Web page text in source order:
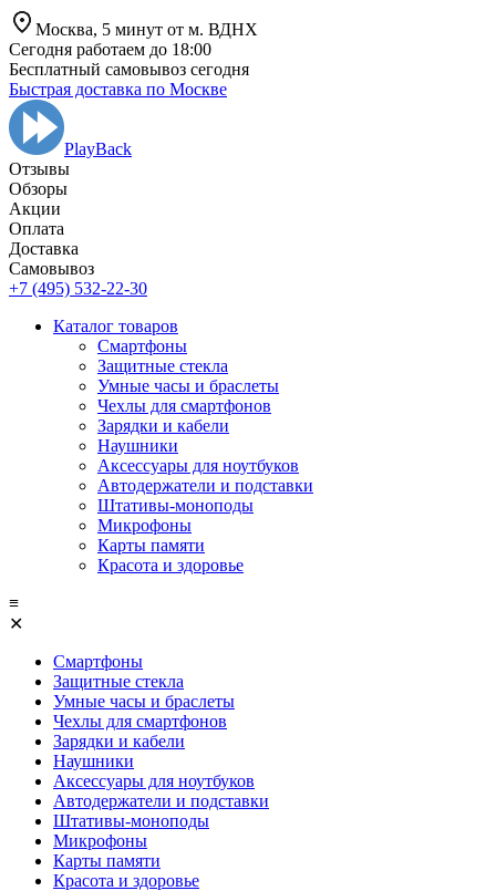
Москва, 5 минут от м. ВДНХ
Сегодня работаем до 18:00
Бесплатный самовывоз сегодня
Быстрая доставка по Москве
PlayBack
Отзывы
Обзоры
Aкции
Оплата
Доставка
Самовывоз
+7 (495) 532-22-30
Каталог товаров
Смартфоны
Защитные стекла
Умные часы и браслеты
Чехлы для смартфонов
Зарядки и кабели
Наушники
Аксессуары для ноутбуков
Автодержатели и подставки
Штативы-моноподы
Микрофоны
Карты памяти
Красота и здоровье
≡
✕
Смартфоны
Защитные стекла
Умные часы и браслеты
Чехлы для смартфонов
Зарядки и кабели
Наушники
Аксессуары для ноутбуков
Автодержатели и подставки
Штативы-моноподы
Микрофоны
Карты памяти
Красота и здоровье